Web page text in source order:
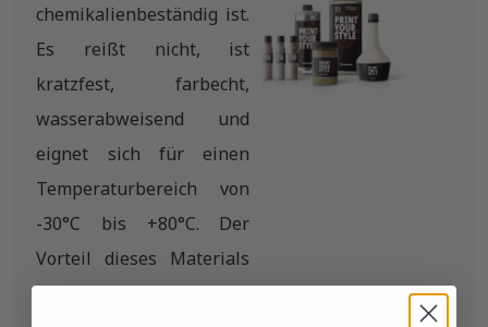
chemikalienbeständig ist.
Es reißt nicht, ist
kratzfest, farbecht,
wasserabweisend und
eignet sich für einen
Temperaturbereich von
-30°C bis +80°C. Der
Vorteil dieses Materials
liegt darin, dass es